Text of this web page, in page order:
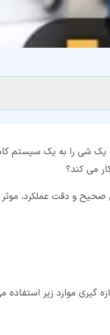
شی را به یک سیستم
می کند؟
صحیح و دقت عملکرد، موثر
گیری موارد زیر